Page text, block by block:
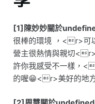
[1]陳妙妙關於
很棒的環境 ，<r>可
營主很熱情與親切
許你我感受不一樣，
的喔😁<r>美好的地